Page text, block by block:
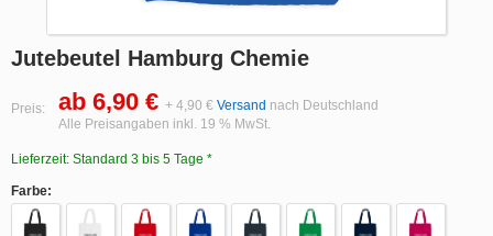
Jutebeutel Hamburg Chemie
Preis: ab 6,90 € + 4,90 € Versand nach Deutschland
Alle Preisangaben inkl. 19 % MwSt.
Lieferzeit: Standard 3 bis 5 Tage *
Farbe: